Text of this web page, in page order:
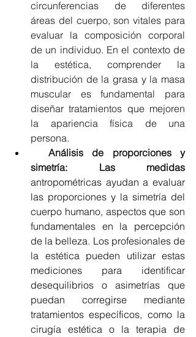
circunferencias de diferentes
áreas del cuerpo, son vitales para
evaluar la composición corporal
de un individuo. En el contexto de
la estética, comprender la
distribución de la grasa y la masa
muscular es fundamental para
diseñar tratamientos que mejoren
la apariencia física de una
persona.
Análisis de proporciones y
antropométricas ayudan a evaluar
las proporciones y la simetría del
cuerpo humano, aspectos que son
fundamentales en la percepción
de la belleza. Los profesionales de
la estética pueden utilizar estas
mediciones para identificar
desequilibrios o asimetrías que
puedan corregirse mediante
tratamientos específicos, como la
cirugía estética o la terapia de